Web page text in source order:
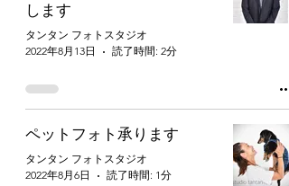
します
タンタン フォトスタジオ
2022年8月13日
読了時間: 2分
ペットフォト承ります
タンタン フォトスタジオ
2022年8月6日
読了時間: 1分